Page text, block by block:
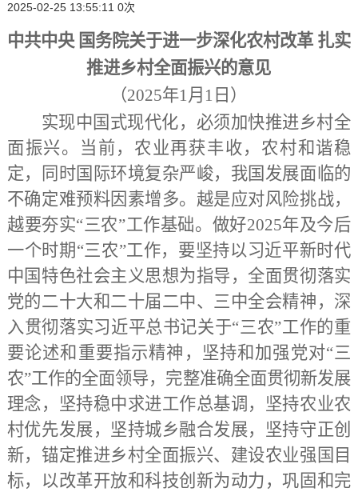
2025-02-25 13:55:11 0次
中共中央 国务院关于进一步深化农村改革 扎实
推进乡村全面振兴的意见
（2025年1月1日）
实现中国式现代化，必须加快推进乡村全
面振兴。当前，农业再获丰收，农村和谐稳
定，同时国际环境复杂严峻，我国发展面临的
不确定难预料因素增多。越是应对风险挑战，
越要夯实“三农”工作基础。做好2025年及今后
一个时期“三农”工作，要坚持以习近平新时代
中国特色社会主义思想为指导，全面贯彻落实
党的二十大和二十届二中、三中全会精神，深
入贯彻落实习近平总书记关于“三农”工作的重
要论述和重要指示精神，坚持和加强党对“三
农”工作的全面领导，完整准确全面贯彻新发展
理念，坚持稳中求进工作总基调，坚持农业农
村优先发展，坚持城乡融合发展，坚持守正创
新，锚定推进乡村全面振兴、建设农业强国目
标，以改革开放和科技创新为动力，巩固和完